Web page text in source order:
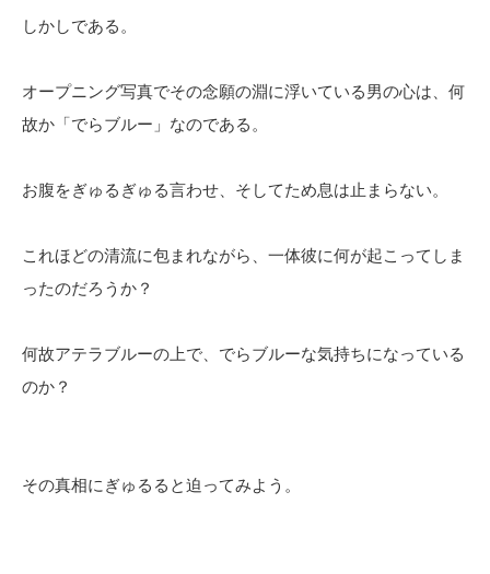
しかしである。
オープニング写真でその念願の淵に浮いている男の心は、何
故か「でらブルー」なのである。
お腹をぎゅるぎゅる言わせ、そしてため息は止まらない。
これほどの清流に包まれながら、一体彼に何が起こってしま
ったのだろうか？
何故アテラブルーの上で、でらブルーな気持ちになっている
のか？
その真相にぎゅるると迫ってみよう。